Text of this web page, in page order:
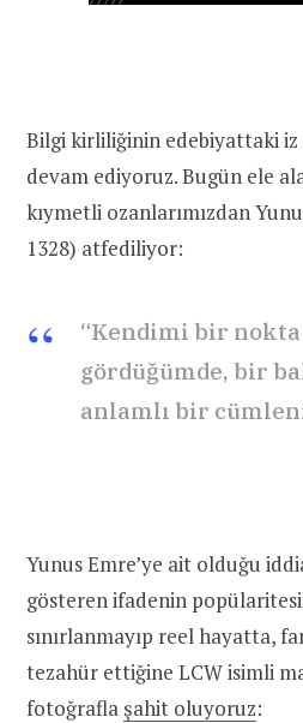
Bilgi kirliliğinin edebiyattaki
devam ediyoruz. Bugün ele
kıymetli ozanlarımızdan
1328) atfediliyor:
“Kendimi bir
gördüğümde, bir
anlamlı bir
Yunus Emre’ye ait olduğu
gösteren ifadenin
sınırlanmayıp reel hayatta,
tezahür ettiğine LCW isimli
fotoğraflaşahit oluyoruz: